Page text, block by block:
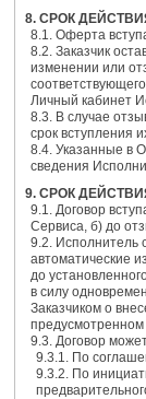
8. СРОК
8.1. Оферта
8.2. Заказчик
изменении или
Личный кабинет
8.3. В случае
срок вступления
8.4. Указанные в
сведения
9. СРОК
9.1. Договор
Сервиса, б) до
9.2. Исполнитель
автоматические
до
в силу
Заказчиком о
предусмотренном
9.3. Договор
9.3.1. По
9.3.2. По